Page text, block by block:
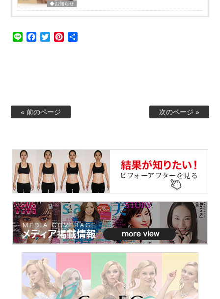
◆お知らせ
Line Facebook
TwitterPinterest
« 前のページ 次のページ »